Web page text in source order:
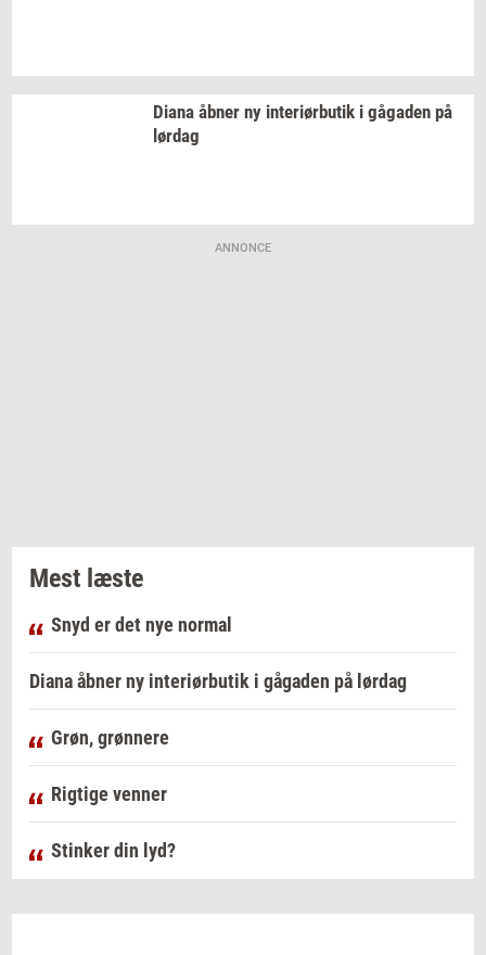
Diana åbner ny in­te­r­i­ør­bu­tik i gå­ga­den på
lør­dag
ANNONCE
Mest læste
Snyd er det nye normal
Diana åbner ny interiørbutik i gågaden på lørdag
Grøn, grønnere
Rigtige venner
Stinker din lyd?